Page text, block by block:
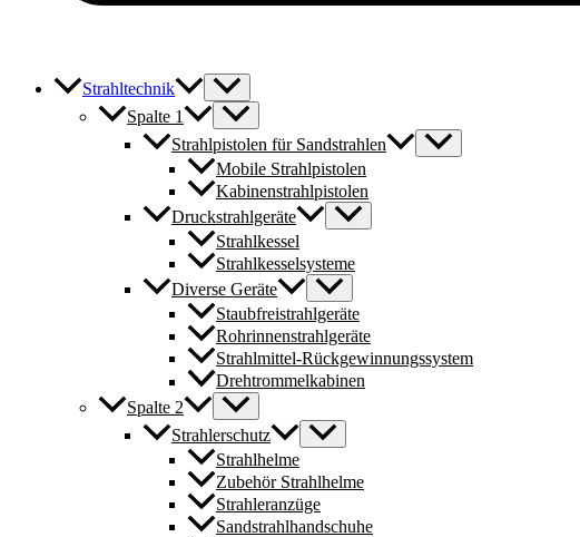
Strahltechnik
Spalte 1
Strahlpistolen für Sandstrahlen
Mobile Strahlpistolen
Kabinenstrahlpistolen
Druckstrahlgeräte
Strahlkessel
Strahlkesselsysteme
Diverse Geräte
Staubfreistrahlgeräte
Rohrinnenstrahlgeräte
Strahlmittel-Rückgewinnungssystem
Drehtrommelkabinen
Spalte 2
Strahlerschutz
Strahlhelme
Zubehör Strahlhelme
Strahleranzüge
Sandstrahlhandschuhe